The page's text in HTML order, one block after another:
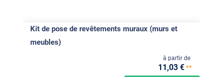
Kit de pose de revêtements muraux (murs et
meubles)
à partir de
11 ,03 €**